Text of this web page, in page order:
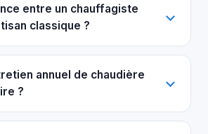
entre un chauffagiste
classique ?
annuel de chaudière
?